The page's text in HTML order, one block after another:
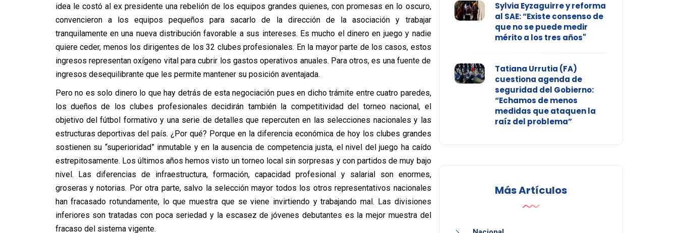
idea le costó al ex presidente una rebelión de los equipos grandes quienes, con promesas en lo oscuro,
convencieron a los equipos pequeños para sacarlo de la dirección de la asociación y trabajar
tranquilamente en una nueva distribución favorable a sus intereses. Es mucho el dinero en juego y nadie
quiere ceder, menos los dirigentes de los 32 clubes profesionales. En la mayor parte de los casos, estos
ingresos representan oxígeno vital para cubrir los gastos operativos anuales. Para otros, es una fuente de
ingresos desequilibrante que les permite mantener su posición aventajada.
Pero no es solo dinero lo que hay detrás de esta negociación pues en dicho trámite entre cuatro paredes,
los dueños de los clubes profesionales decidirán también la competitividad del torneo nacional, el
objetivo del fútbol formativo y una serie de detalles que repercuten en las selecciones nacionales y las
estructuras deportivas del país. ¿Por qué? Porque en la diferencia económica de hoy los clubes grandes
sostienen su “superioridad” inmutable y en la ausencia de competencia justa, el nivel del juego ha caído
estrepitosamente. Los últimos años hemos visto un torneo local sin sorpresas y con partidos de muy bajo
nivel. Las diferencias de infraestructura, formación, capacidad profesional y salarial son enormes,
groseras y notorias. Por otra parte, salvo la selección mayor todos los otros representativos nacionales
han fracasado rotundamente, lo que muestra que se viene invirtiendo y trabajando mal. Las divisiones
inferiores son tratadas con poca seriedad y la escasez de jóvenes debutantes es la mejor muestra del
fracaso del sistema vigente.
Sylvia Eyzaguirre y reforma
al SAE: “Existe consenso de
que no se puede medir
mérito a los tres años"
Tatiana Urrutia (FA)
cuestiona agenda de
seguridad del Gobierno:
“Echamos de menos
medidas que ataquen la
raíz del problema”
Más Artículos